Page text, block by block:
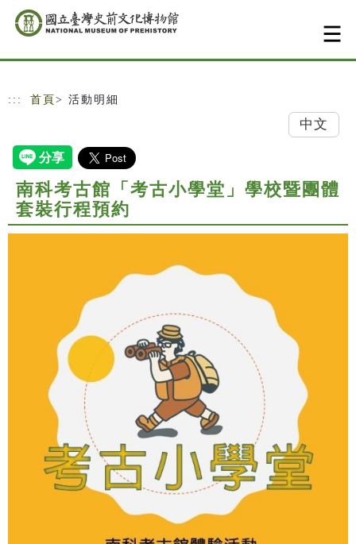
跳到主要內容
網站導覽
::: 首頁 > 活動明細
中文
南科考古館「考古小學堂」學校暨團體
套裝行程預約